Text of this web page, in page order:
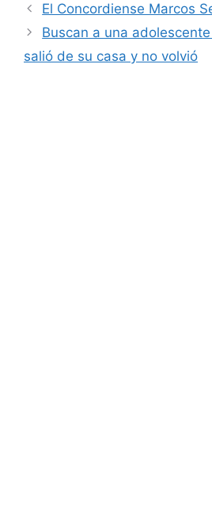
El Concordiense Marcos
Buscan a una
salió de su casa y no volvió